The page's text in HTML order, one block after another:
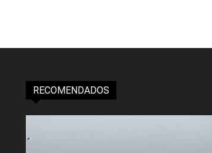
RECOMENDADOS